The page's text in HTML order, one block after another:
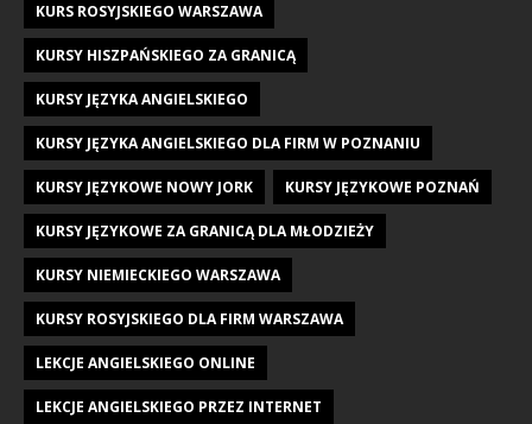
KURS ROSYJSKIEGO WARSZAWA
KURSY HISZPAŃSKIEGO ZA GRANICĄ
KURSY JĘZYKA ANGIELSKIEGO
KURSY JĘZYKA ANGIELSKIEGO DLA FIRM W POZNANIU
KURSY JĘZYKOWE NOWY JORK KURSY JĘZYKOWE POZNAŃ
KURSY JĘZYKOWE ZA GRANICĄ DLA MŁODZIEŻY
KURSY NIEMIECKIEGO WARSZAWA
KURSY ROSYJSKIEGO DLA FIRM WARSZAWA
LEKCJE ANGIELSKIEGO ONLINE
LEKCJE ANGIELSKIEGO PRZEZ INTERNET